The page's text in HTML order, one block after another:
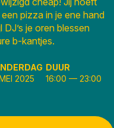
pizza in je ene hand
je oren blessen
b-kantjes.
2025
DUUR
16:00—23:00